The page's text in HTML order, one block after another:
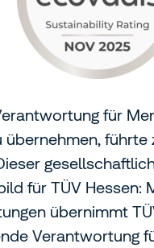
für
übernehmen, führte
für TÜV Hessen:
übernimmt
Verantwortung